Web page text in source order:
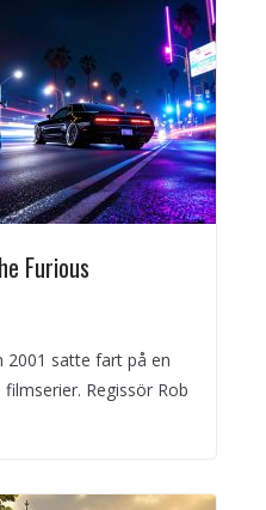
Furious
2001 satte fart på en
Regissör Rob